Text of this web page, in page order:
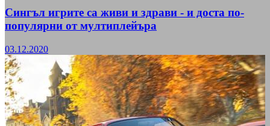
Сингъл игрите са живи и здрави - и доста по-
популярни от мултиплейъра
03.12.2020